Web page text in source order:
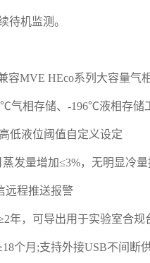
待机监测。
MVE HEco系列大容量气
气相存储、-196℃液相存储
低液位阈值自定义设定
发量增加≤3%，无明显冷
远程推送报警
年，可导出用于实验室合规
个月;支持外接USB不间断